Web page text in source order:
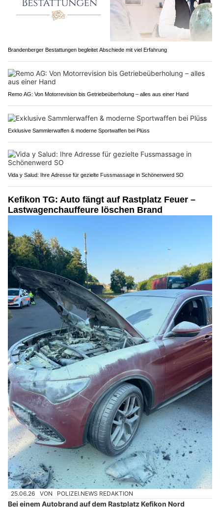
Brandenberger Bestattungen begleitet Abschiede mit viel Erfahrung
Remo AG: Von Motorrevision bis Getriebeüberholung – alles aus einer Hand
Exklusive Sammlerwaffen & moderne Sportwaffen bei Plüss
Vida y Salud: Ihre Adresse für gezielte Fussmassage in Schönenwerd SO
Kefikon TG: Auto fängt auf Rastplatz Feuer –
Lastwagenchauffeure löschen Brand
25.06.26 VON POLIZEI.NEWS REDAKTION
Bei einem Autobrand auf dem Rastplatz Kefikon Nord